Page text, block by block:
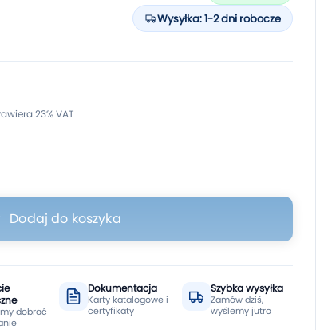
Wysyłka: 1-2 dni robocze
Dodaj do koszyka
dobrać
Dokumentacja
Karty katalogowe i
certyfikaty
Szybka wysyłka
Zamów dziś,
wyślemy jutro